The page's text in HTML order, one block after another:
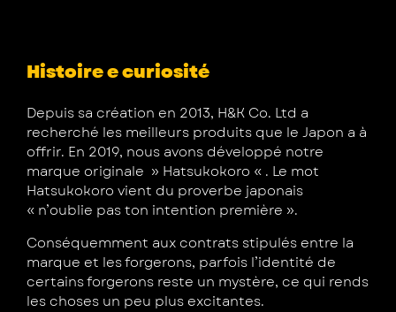
Histoire e curiosité
Depuis sa création en 2013, H&K Co. Ltd a
recherché les meilleurs produits que le Japon a à
offrir. En 2019, nous avons développé notre
marque originale » Hatsukokoro « . Le mot
Hatsukokoro vient du proverbe japonais
« n’oublie pas ton intention première ».
Conséquemment aux contrats stipulés entre la
marque et les forgerons, parfois l’identité de
certains forgerons reste un mystère, ce qui rends
les choses un peu plus excitantes.